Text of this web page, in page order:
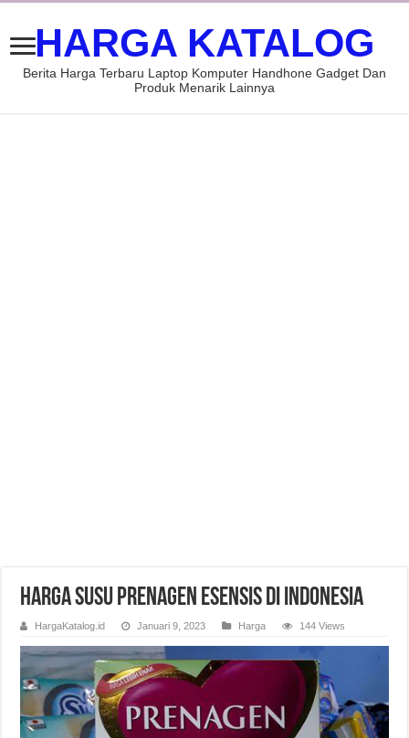
HARGA KATALOG
Berita Harga Terbaru Laptop Komputer Handhone Gadget Dan
Produk Menarik Lainnya
Harga Susu Prenagen Esensis di Indonesia
HargaKatalog.id Januari 9, 2023 Harga 144 Views